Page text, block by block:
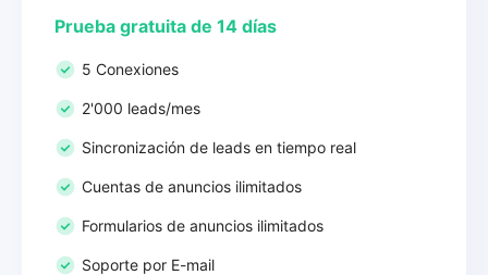
Prueba gratuita de 14 días
5 Conexiones
2'000 leads/mes
Sincronización de leads en tiempo real
Cuentas de anuncios ilimitados
Formularios de anuncios ilimitados
Soporte por E-mail